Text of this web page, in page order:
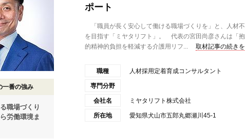
一番の強み
職場づくり
労働環境ま
ポート
「職員が長く安心して働ける職場づくりを」と、人材
を目指す「ミヤタリフト」。 代表の宮田尚彦さんは「
的精神的負担を軽減する介護用リフ...
取材記事の続き
職種 人材採用定着育成コンサルタント
専門分野
会社名 ミヤタリフト株式会社
所在地 愛知県犬山市五郎丸郷瀬川45-1